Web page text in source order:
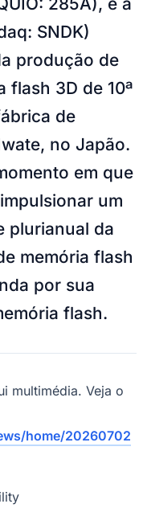
produção de
3D de 10ª
de
no Japão.
em que
um
plurianual da
memória flash
por sua
flash.
multimédia. Veja o
home/20260702
as empresas